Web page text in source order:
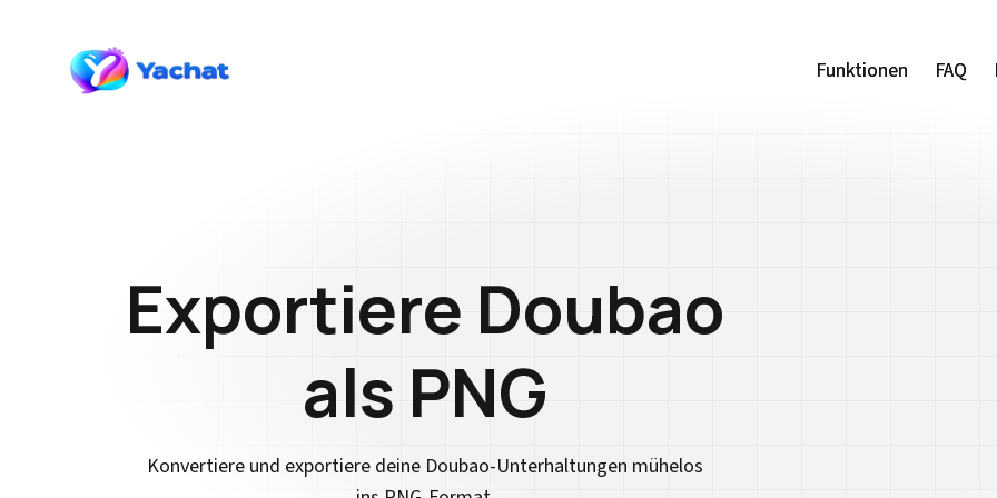
Funktionen FAQ
Funktionen FAQ
Exportiere Doubao
als PNG
Konvertiere und exportiere deine Doubao-Unterhaltungen mühelos